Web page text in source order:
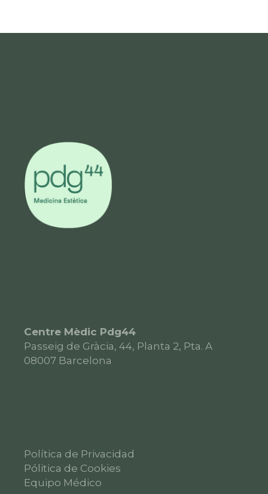
Centre Mèdic Pdg44
Passeig de Gràcia, 44, Planta 2, Pta. A
08007 Barcelona
Política de Privacidad
Pólitica de Cookies
Equipo Médico